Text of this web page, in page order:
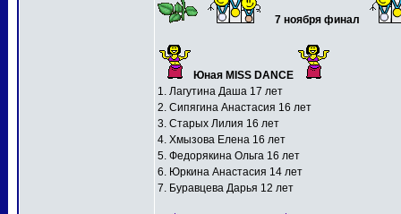
7 ноября финал
Юная MISS DANCE
1. Лагутина Даша 17 лет
2. Сипягина Анастасия 16 лет
3. Старых Лилия 16 лет
4. Хмызова Елена 16 лет
5. Федорякина Ольга 16 лет
6. Юркина Анастасия 14 лет
7. Буравцева Дарья 12 лет